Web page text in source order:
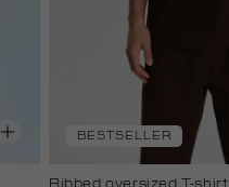
BESTSELLER
Ribbed oversized T-shirt